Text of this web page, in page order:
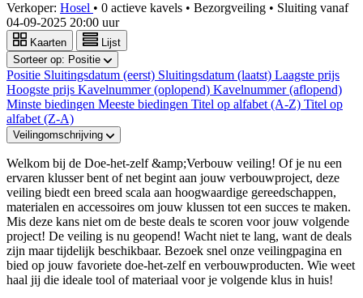
Verkoper: Hosel • 0 actieve kavels • Bezorgveiling • Sluiting vanaf
04-09-2025 20:00 uur
Kaarten
Lijst
Sorteer op: Positie
Positie Sluitingsdatum (eerst) Sluitingsdatum (laatst) Laagste prijs
Hoogste prijs Kavelnummer (oplopend) Kavelnummer (aflopend)
Minste biedingen Meeste biedingen Titel op alfabet (A-Z) Titel op
alfabet (Z-A)
Veilingomschrijving
Welkom bij de Doe-het-zelf &amp;Verbouw veiling! Of je nu een
ervaren klusser bent of net begint aan jouw verbouwproject, deze
veiling biedt een breed scala aan hoogwaardige gereedschappen,
materialen en accessoires om jouw klussen tot een succes te maken.
Mis deze kans niet om de beste deals te scoren voor jouw volgende
project! De veiling is nu geopend! Wacht niet te lang, want de deals
zijn maar tijdelijk beschikbaar. Bezoek snel onze veilingpagina en
bied op jouw favoriete doe-het-zelf en verbouwproducten. Wie weet
haal jij die ideale tool of materiaal voor je volgende klus in huis!